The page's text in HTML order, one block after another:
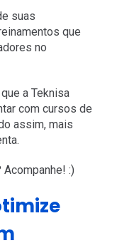
suas
que
no
a Teknisa
com cursos de
assim, mais
:)